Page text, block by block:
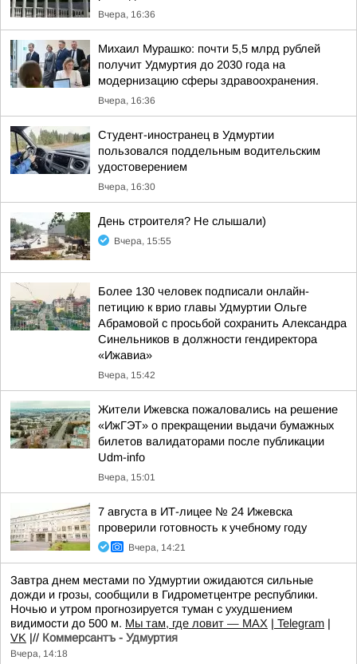
Вчера, 16:36
Михаил Мурашко: почти 5,5 млрд рублей
получит Удмуртия до 2030 года на
модернизацию сферы здравоохранения.
Вчера, 16:36
Студент-иностранец в Удмуртии
пользовался поддельным водительским
удостоверением
Вчера, 16:30
День строителя? Не слышали)
Вчера, 15:55
Более 130 человек подписали онлайн-
петицию к врио главы Удмуртии Ольге
Абрамовой с просьбой сохранить Александра
Синельников в должности гендиректора
«Ижавиа»
Вчера, 15:42
Жители Ижевска пожаловались на решение
«ИжГЭТ» о прекращении выдачи бумажных
билетов валидаторами после публикации
Udm-info
Вчера, 15:01
7 августа в ИТ-лицее № 24 Ижевска
проверили готовность к учебному году
Вчера, 14:21
Завтра днем местами по Удмуртии ожидаются сильные
дожди и грозы, сообщили в Гидрометцентре республики.
Ночью и утром прогнозируется туман с ухудшением
видимости до 500 м. Мы там, где ловит — MAX | Telegram |
VK |// Коммерсантъ - Удмуртия
Вчера, 14:18